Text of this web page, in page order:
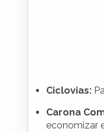
Ciclovias:
Carona
economizar